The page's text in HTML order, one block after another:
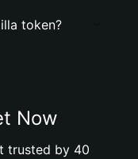
token?
Now
trusted by 40